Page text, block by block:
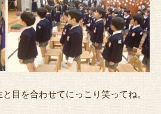
目を合わせてにっこり笑ってね。